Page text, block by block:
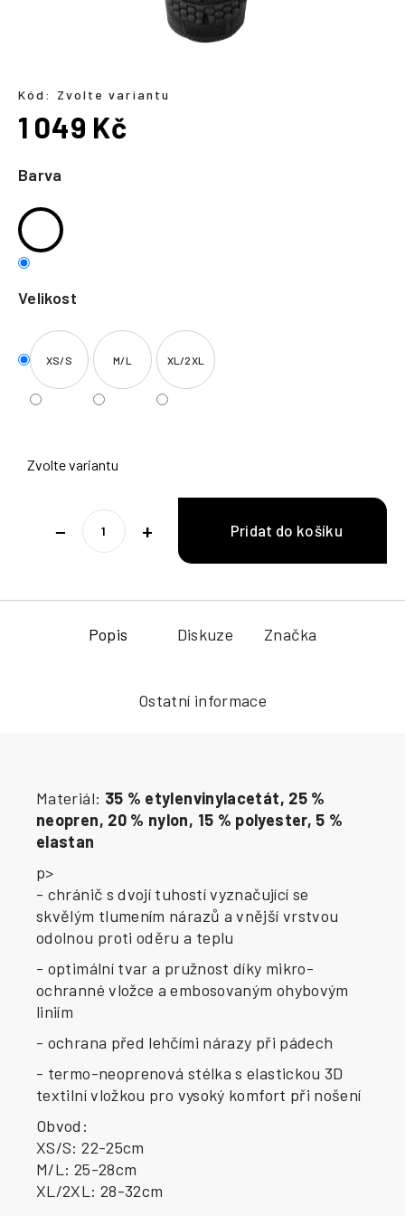
Barva
Velikost
XS/S M/L XL/2XL
Zvolte variantu
+
−
Kód: Zvolte variantu
1 049 Kč
cena:
Popis Diskuze Značka
Ostatní informace
Materiál: 35 % etylenvinylacetát, 25 %
neopren, 20 % nylon, 15 % polyester, 5 %
elastan
p>
- chránič s dvojí tuhostí vyznačující se
skvělým tlumením nárazů a vnější vrstvou
odolnou proti oděru a teplu
- optimální tvar a pružnost díky mikro-
ochranné vložce a embosovaným ohybovým
liniím
- ochrana před lehčími nárazy při pádech
- termo-neoprenová stélka s elastickou 3D
textilní vložkou pro vysoký komfort při nošení
Obvod:
XS/S: 22-25cm
M/L: 25-28cm
XL/2XL: 28-32cm
t
?